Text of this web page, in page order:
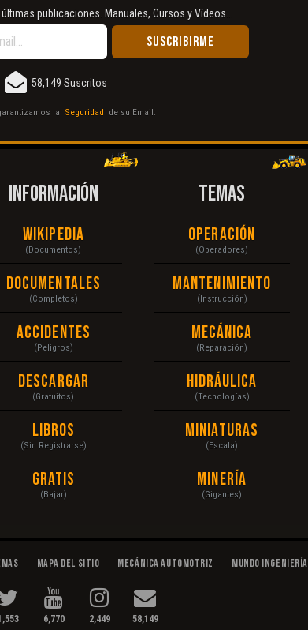
publicaciones. Manuales, Cursos y Vídeos...
58,149 Suscritos
la Seguridad de su Email.
INFORMACIÓN
Wikipedia
(Documentos)
Documentales
(Completos)
Accidentes
(Peligros)
Descargar
(Gratuitos)
Libros
(Sin Registrarse)
Gratis
(Bajar)
TEMAS
Operación
(Operadores)
Mantenimiento
(Instrucción)
Mecánica
(Reparación)
Hidráulica
(Tecnologías)
Miniaturas
(Escala)
Minería
(Gigantes)
Mapa del Sitio Mecánica Automotriz Mundo Ingeniería
6,770 2,449 58,149